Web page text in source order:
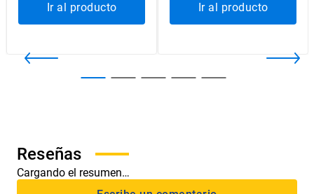
Ir al producto Ir al producto
Cargando el resumen…